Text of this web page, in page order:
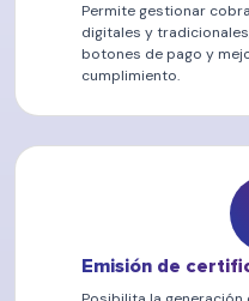
Permite gestionar
digitales y
botones de pago y
cumplimiento.
Emisión de